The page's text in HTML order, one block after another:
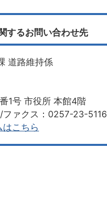
するお問い合わせ先
道路維持係
1号 市役所 本館4階
ァクス：0257-23-5116
こちら